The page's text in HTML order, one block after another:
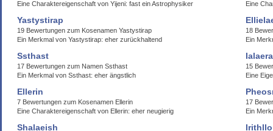
Eine Charaktereigenschaft von Yijeni: fast ein Astrophysiker
Eine
Yastystirap
19 Bewertungen zum Kosenamen Yastystirap
Ein Merkmal von Yastystirap: eher zurückhaltend
18
Ein
Ssthast
17 Bewertungen zum Namen Ssthast
Ein Merkmal von Ssthast: eher ängstlich
15
Eine
Ellerin
7 Bewertungen zum Kosenamen Ellerin
Eine Charaktereigenschaft von Ellerin: eher neugierig
17
Ein
Shalaeish Irithllo